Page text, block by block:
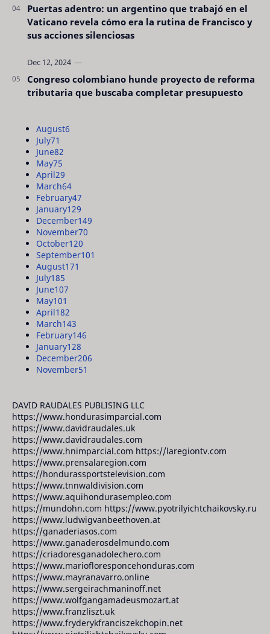
Puertas adentro: un argentino que trabajó en el
Vaticano revela cómo era la rutina de Francisco y
sus acciones silenciosas
Congreso colombiano hunde proyecto de reforma
tributaria que buscaba completar presupuesto
August6
July71
June82
May75
April29
March64
February47
January129
December149
November70
October120
September101
August171
July185
June107
May101
April182
March143
February146
January128
December206
November51
DAVID RAUDALES PUBLISING LLC
https://www.hondurasimparcial.com
https://www.davidraudales.uk
https://www.davidraudales.com
https://www.hnimparcial.com https://laregiontv.com
https://www.prensalaregion.com
https://hondurassportstelevision.com
https://www.tnnwaldivision.com
https://www.aquihondurasempleo.com
https://mundohn.com https://www.pyotrilyichtchaikovsky.ru
https://www.ludwigvanbeethoven.at
https://ganaderiasos.com
https://www.ganaderosdelmundo.com
https://criadoresganadolechero.com
https://www.mariofloresponcehonduras.com
https://www.mayranavarro.online
https://www.sergeirachmaninoff.net
https://www.wolfgangamadeusmozart.at
https://www.franzliszt.uk
https://www.fryderykfranciszekchopin.net